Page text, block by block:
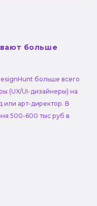
больше
больше всего
(UX/UI-дизайнеры) на
или арт-директор. В
500-600 тыс руб в